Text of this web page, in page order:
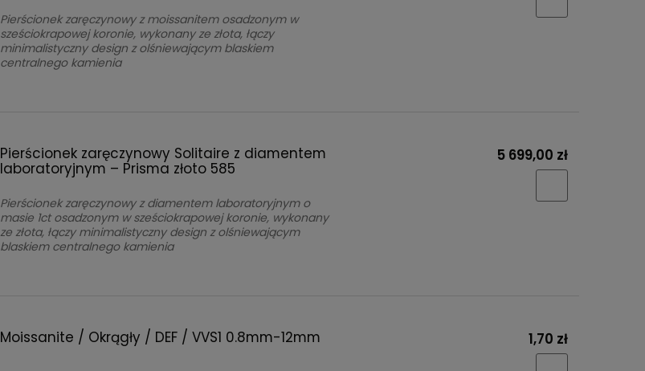
Pierścionek zaręczynowy z moissanitem osadzonym w
sześciokrapowej koronie, wykonany ze złota, łączy
minimalistyczny design z olśniewającym blaskiem
centralnego kamienia
Pierścionek zaręczynowy Solitaire z diamentem
laboratoryjnym – Prisma złoto 585
Pierścionek zaręczynowy z diamentem laboratoryjnym o
masie 1ct osadzonym w sześciokrapowej koronie, wykonany
ze złota, łączy minimalistyczny design z olśniewającym
blaskiem centralnego kamienia
5 699,00 zł
Moissanite / Okrągły / DEF / VVS1 0.8mm-12mm 1,70 zł